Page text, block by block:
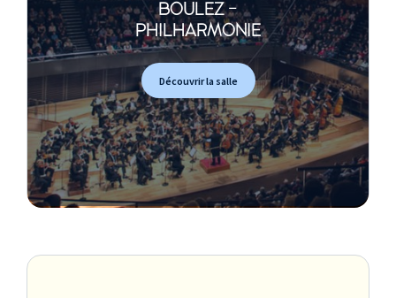
BOULEZ -
PHILHARMONIE
Découvrir la salle